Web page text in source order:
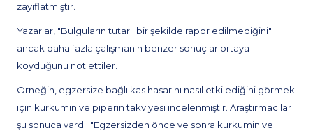
zayıflatmıştır.
Yazarlar, "Bulguların tutarlı bir şekilde rapor edilmediğini"
ancak daha fazla çalışmanın benzer sonuçlar ortaya
koyduğunu not ettiler.
Örneğin, egzersize bağlı kas hasarını nasıl etkilediğini görmek
için kurkumin ve piperin takviyesi incelenmiştir. Araştırmacılar
şu sonuca vardı: "Egzersizden önce ve sonra kurkumin ve